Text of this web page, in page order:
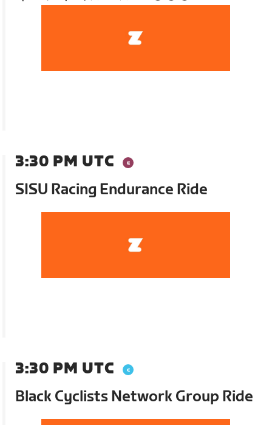
3:30 PM UTC
SISU Racing Endurance Ride
3:30 PM UTC
Black Cyclists Network Group Ride